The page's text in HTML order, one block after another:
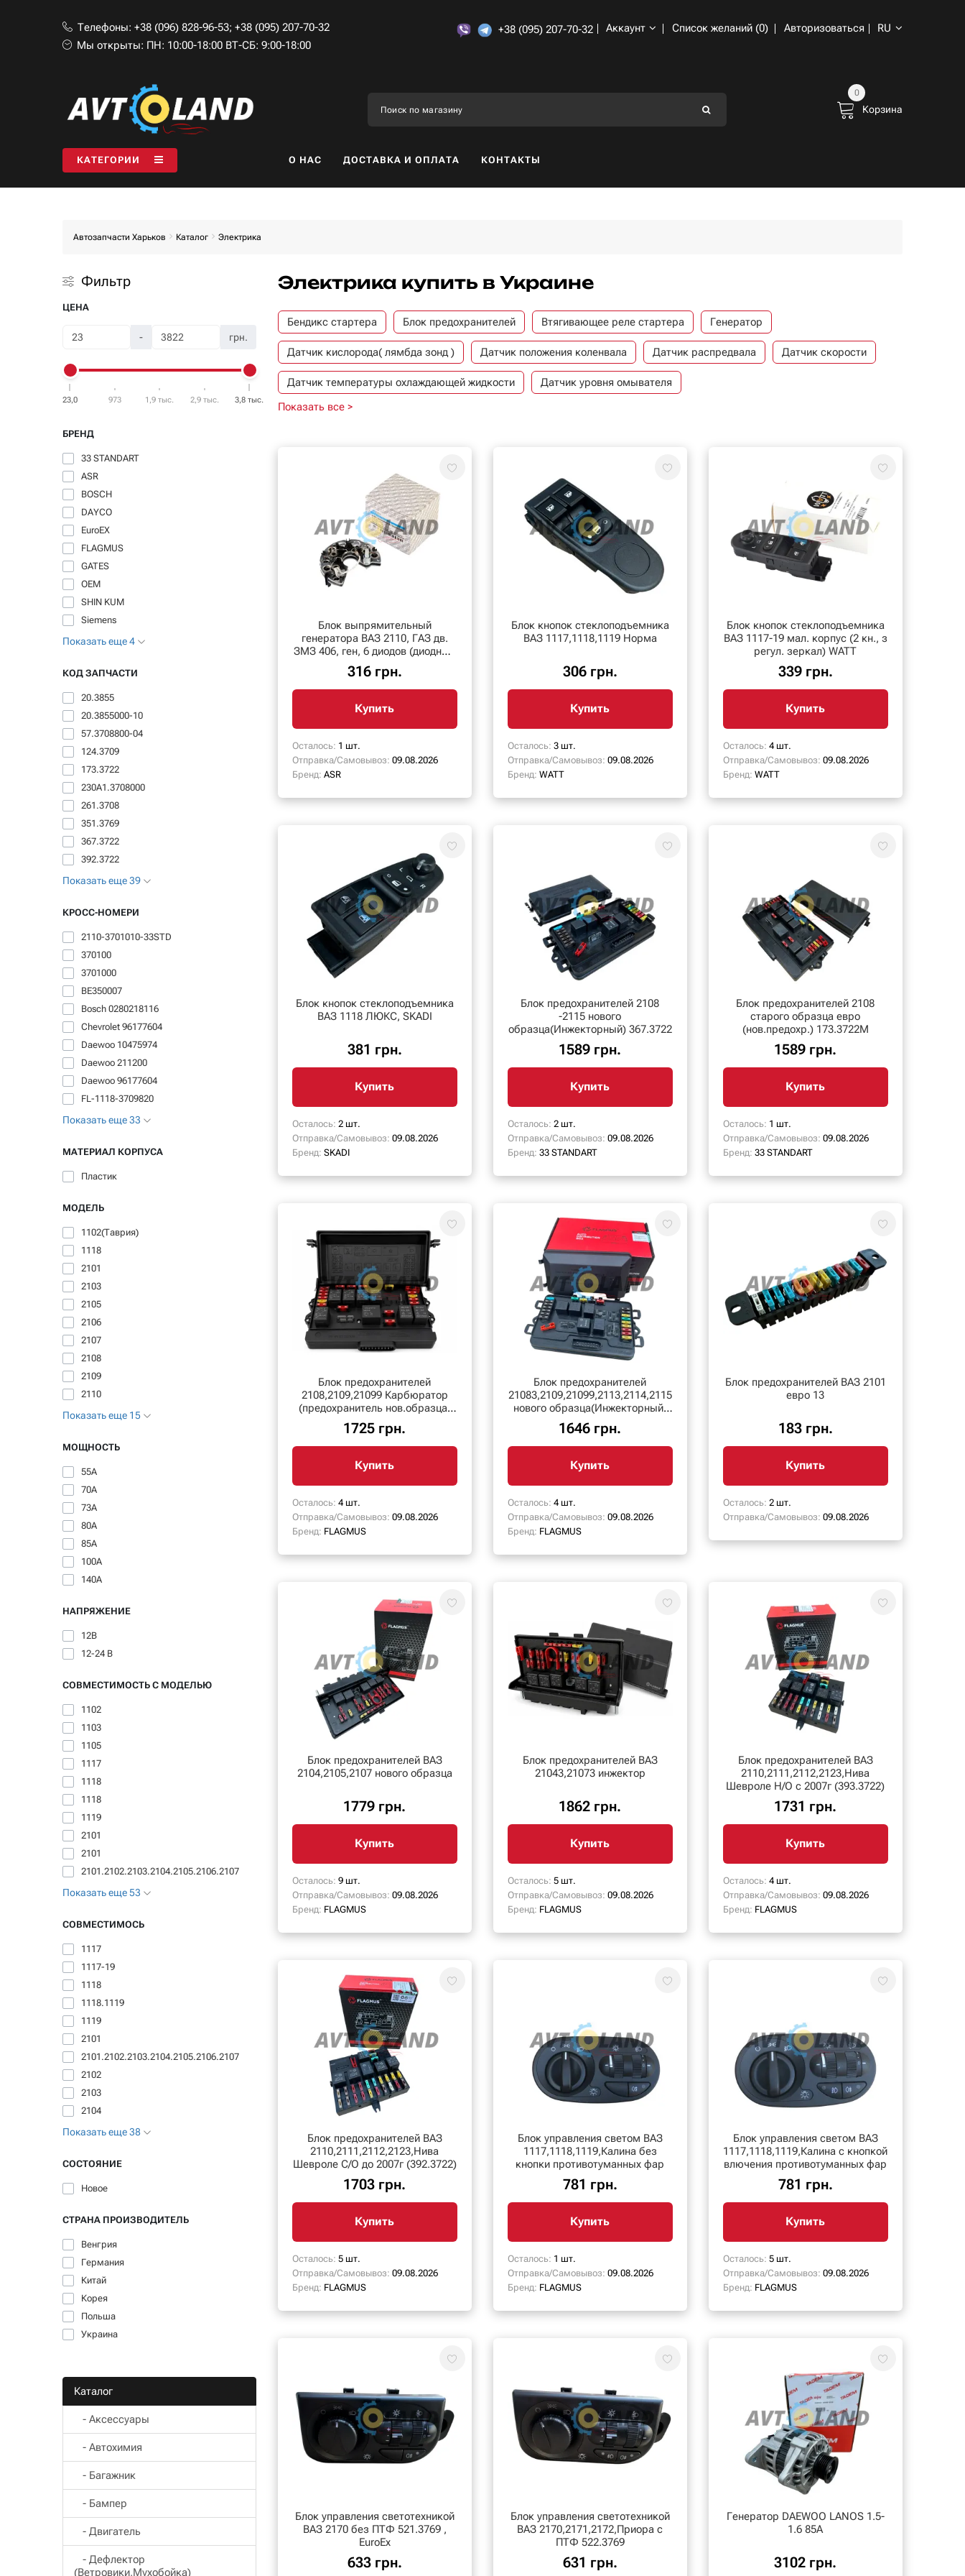
Телефоны: +38 (096) 828-96-53; +38 (095) 207-70-32
Мы открыты: ПН: 10:00-18:00 ВТ-СБ: 9:00-18:00
+38 (095) 207-70-32 Аккаунт Список желаний (0) Авторизоваться RU
Корзина
0
КАТЕГОРИИ O НАС ДОСТАВКА И ОПЛАТА КОНТАКТЫ
Автозапчасти Харьков Каталог Электрика
Фильтр
ЦЕНА
- грн.
23,0 973 1,9 тыс. 2,9 тыс. 3,8 тыс.
БРЕНД
33 STANDART
ASR
BOSCH
DAYCO
EuroEX
FLAGMUS
GATES
OEM
SHIN KUM
Siemens
Показать еще 4
КОД ЗАПЧАСТИ
20.3855
20.3855000-10
57.3708800-04
124.3709
173.3722
230A1.3708000
261.3708
351.3769
367.3722
392.3722
Показать еще 39
КРОСС-НОМЕРИ
2110-3701010-33STD
370100
3701000
BE350007
Bosch 0280218116
Chevrolet 96177604
Daewoo 10475974
Daewoo 211200
Daewoo 96177604
FL-1118-3709820
Показать еще 33
МАТЕРИАЛ КОРПУСА
Пластик
МОДЕЛЬ
1102(Таврия)
1118
2101
2103
2105
2106
2107
2108
2109
2110
Показать еще 15
МОЩНОСТЬ
55А
70А
73А
80А
85А
100А
140А
НАПРЯЖЕНИЕ
12В
12-24 В
СОВМЕСТИМОСТЬ С МОДЕЛЬЮ
1102
1103
1105
1117
1118
1118
1119
2101
2101
2101.2102.2103.2104.2105.2106.2107
Показать еще 53
СОВМЕСТИМОСЬ
1117
1117-19
1118
1118.1119
1119
2101
2101.2102.2103.2104.2105.2106.2107
2102
2103
2104
Показать еще 38
СОСТОЯНИЕ
Новое
СТРАНА ПРОИЗВОДИТЕЛЬ
Венгрия
Германия
Китай
Корея
Польша
Украина
Каталог
- Aксессуары
- Автохимия
- Багажник
- Бампер
- Двигатель
- Дефлектор
(Ветровики,Мухобойка)
Электрика купить в Украине
Бендикс стартера Блок предохранителей Втягивающее реле стартера Генератор
Датчик кислорода( лямбда зонд ) Датчик положения коленвала Датчик распредвала Датчик скорости
Датчик температуры охлаждающей жидкости Датчик уровня омывателя
Датчик уровня охлаждающей жидкости
Реле регулятора генератора Реле указателя поворотов и аварийной сигнализации
Шкив генератора
Показать все >
Блок выпрямительный
генератора ВАЗ 2110, ГАЗ дв.
ЗМЗ 406, ген, 6 диодов (диодный
мост) ASR
316 грн.
Купить
Осталось: 1 шт.
Отправка/Самовывоз: 09.08.2026
Бренд: ASR
Блок кнопок стеклоподъемника
ВАЗ 1117,1118,1119 Норма
306 грн.
Купить
Осталось: 3 шт.
Отправка/Самовывоз: 09.08.2026
Бренд: WATT
Блок кнопок стеклоподъемника
ВАЗ 1117-19 мал. корпус (2 кн., з
регул. зеркал) WATT
339 грн.
Купить
Осталось: 4 шт.
Отправка/Самовывоз: 09.08.2026
Бренд: WATT
Блок кнопок стеклоподъемника
ВАЗ 1118 ЛЮКС, SKADI
381 грн.
Купить
Осталось: 2 шт.
Отправка/Самовывоз: 09.08.2026
Бренд: SKADI
Блок предохранителей 2108
-2115 нового
образца(Инжекторный) 367.3722
1589 грн.
Купить
Осталось: 2 шт.
Отправка/Самовывоз: 09.08.2026
Бренд: 33 STANDART
Блок предохранителей 2108
старого образца евро
(нов.предохр.) 173.3722М
1589 грн.
Купить
Осталось: 1 шт.
Отправка/Самовывоз: 09.08.2026
Бренд: 33 STANDART
Блок предохранителей
2108,2109,21099 Карбюратор
(предохранитель нов.образца)
173.3722М
1725 грн.
Купить
Осталось: 4 шт.
Отправка/Самовывоз: 09.08.2026
Бренд: FLAGMUS
Блок предохранителей
21083,2109,21099,2113,2114,2115
нового образца(Инжекторный)
367.3722
1646 грн.
Купить
Осталось: 4 шт.
Отправка/Самовывоз: 09.08.2026
Бренд: FLAGMUS
Блок предохранителей ВАЗ 2101
евро 13
183 грн.
Купить
Осталось: 2 шт.
Отправка/Самовывоз: 09.08.2026
Блок предохранителей ВАЗ
2104,2105,2107 нового образца
1779 грн.
Купить
Осталось: 9 шт.
Отправка/Самовывоз: 09.08.2026
Бренд: FLAGMUS
Блок предохранителей ВАЗ
21043,21073 инжектор
1862 грн.
Купить
Осталось: 5 шт.
Отправка/Самовывоз: 09.08.2026
Бренд: FLAGMUS
Блок предохранителей ВАЗ
2110,2111,2112,2123,Нива
Шевроле Н/О с 2007г (393.3722)
1731 грн.
Купить
Осталось: 4 шт.
Отправка/Самовывоз: 09.08.2026
Бренд: FLAGMUS
Блок предохранителей ВАЗ
2110,2111,2112,2123,Нива
Шевроле С/О до 2007г (392.3722)
1703 грн.
Купить
Осталось: 5 шт.
Отправка/Самовывоз: 09.08.2026
Бренд: FLAGMUS
Блок управления светом ВАЗ
1117,1118,1119,Калина без
кнопки противотуманных фар
781 грн.
Купить
Осталось: 1 шт.
Отправка/Самовывоз: 09.08.2026
Бренд: FLAGMUS
Блок управления светом ВАЗ
1117,1118,1119,Калина с кнопкой
влючения противотуманных фар
781 грн.
Купить
Осталось: 5 шт.
Отправка/Самовывоз: 09.08.2026
Бренд: FLAGMUS
Блок управления светотехникой
ВАЗ 2170 без ПТФ 521.3769 ,
EuroEх
633 грн.
Блок управления светотехникой
ВАЗ 2170,2171,2172,Приора с
ПТФ 522.3769
631 грн.
Генератор DAEWOO LANOS 1.5-
1.6 85A
3102 грн.